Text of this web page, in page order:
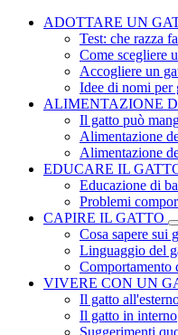
ADOTTARE UN
Test: che razza
Come scegliere
Accogliere un
Idee di nomi per
ALIMENTAZIONE
Il gatto può
Alimentazione
Alimentazione
EDUCARE IL
Educazione di
Problemi
CAPIRE IL GATTO
Cosa sapere sui
Linguaggio del
Comportamento
VIVERE CON UN
Il gatto
Il gatto in interno
Suggerimenti